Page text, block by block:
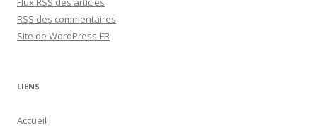
RSS des commentaires
Site de WordPress-FR
LIENS
Accueil